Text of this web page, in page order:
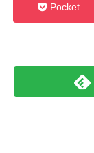
Pocket